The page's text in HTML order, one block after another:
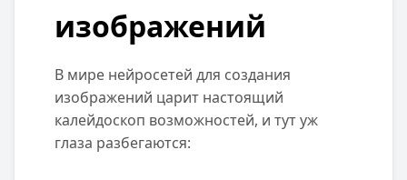
изображений
В мире нейросетей для создания
изображений царит настоящий
калейдоскоп возможностей, и тут уж
глаза разбегаются: